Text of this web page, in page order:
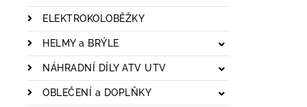
ELEKTROKOLOBĚŽKY
HELMY a BRÝLE
NÁHRADNÍ DÍLY ATV UTV
OBLEČENÍ a DOPLŇKY